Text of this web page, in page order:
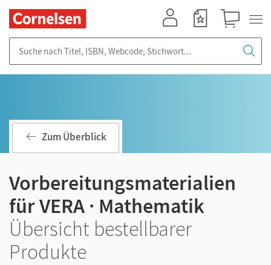
Zum Überblick
Vorbereitungsmaterialien
für VERA · Mathematik
Übersicht bestellbarer
Produkte